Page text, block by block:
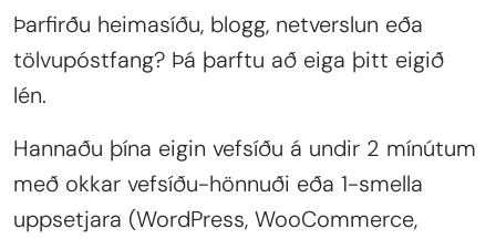
Þarfirðu heimasíðu, blogg, netverslun eða
tölvupóstfang? Þá þarftu að eiga þitt eigið
lén.
Hannaðu þína eigin vefsíðu á undir 2 mínútum
með okkar vefsíðu-hönnuði eða 1-smella
uppsetjara (WordPress, WooCommerce,